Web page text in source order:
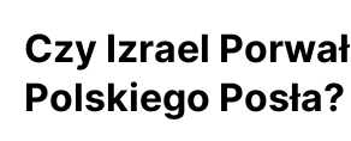
Czy Izrael Porwał
Polskiego Posła?